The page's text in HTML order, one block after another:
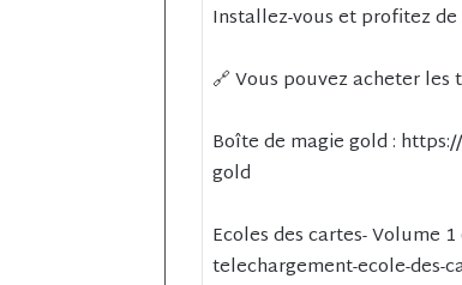
Installez-vous et profitez
🔗 Vous pouvez acheter les
Boîte de magie gold :
gold
Ecoles des cartes- Volume
telechargement-ecole-des-